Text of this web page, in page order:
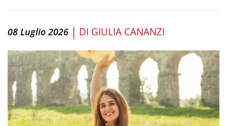
08 Luglio 2026 | DI GIULIA CANANZI